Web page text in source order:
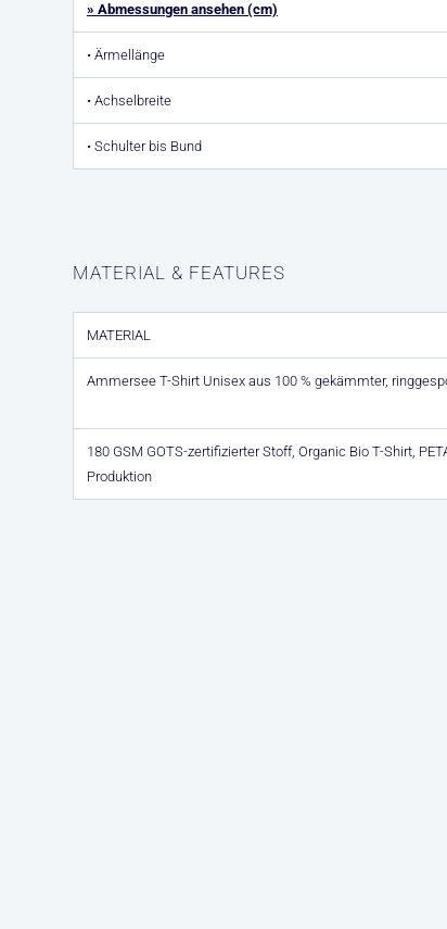
» Abmessungen ansehen (cm)
• Ärmellänge
• Achselbreite
• Schulter bis Bund
MATERIAL & FEATURES
MATERIAL
Ammersee T-Shirt Unisex aus 100 % gekämmter,
180 GSM GOTS-zertifizierter Stoff, Organic Bio T-Shirt,
Produktion